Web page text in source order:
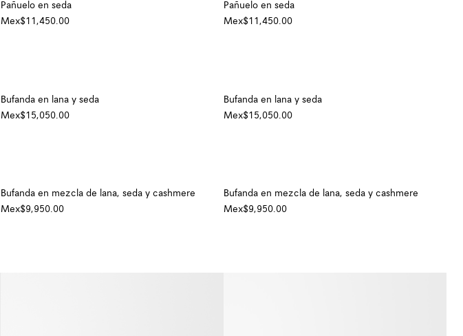
Pañuelo en seda
Mex$11,450.00
Pañuelo en seda
Mex$11,450.00
Bufanda en lana y seda
Mex$15,050.00
Bufanda en lana y seda
Mex$15,050.00
Bufanda en mezcla de lana, seda y cashmere
Mex$9,950.00
Bufanda en mezcla de lana, seda y cashmere
Mex$9,950.00